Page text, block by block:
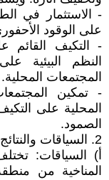
- الاستثمار في
على الوقود
- التكيف القائم
النظم البيئية
المجتمعات المحلية.
- تمكين
المحلية على
الصمود.
2. السياقات والنتائج والجوانب الهيكلية (البنيوية):
‌أ) السياقات:
المناخية من